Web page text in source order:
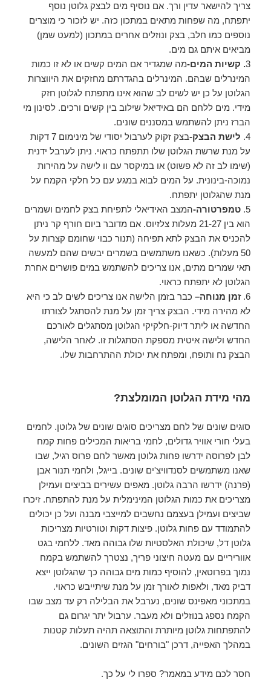
צריך להישאר עדין ורך. אם נוסיף מים לבצק גלוטן נוסף
יתפתח, מה שפחות מתאים במתכון כזה. יש לזכור כי מוצרים
נוספים כמו חלב, בצק ונוזלים אחרים במתכון (למעט שמן)
מביאים איתם גם מים.
3. קשיות המים-מה שמגדיר אם המים קשים או לא זו כמות
המינרלים שבהם. המינרלים בהגדרתם מחזקים את היווצרות
הגלוטן על כן יש לשים לב שהוא אינו מתפתח לגלוטן חזק
מידי. מים ללחם הם באידיאל שילוב בין קשים ורכים. לסינון מי
הברז ניתן להשתמש במסננים שונים.
4. לישת הבצק-
בצק זקוק לערבול יסודי של מינימום 7 דקות
על מנת שרשת הגלוטן שלו תתפתח כראוי. ניתן לערבל ידנית
(שימו לב זה לא פשוט) או במיקסר עם וו לישה על מהירות
נמוכה-בינונית. על המים לבוא במגע עם כל חלקי הקמח על
מנת שהגלוטן יתפתח.
5. טמפרטורה-המצב האידיאלי לתפיחת בצק לחמים ושמרים
הוא בין 21-27 מעלות צלזיוס. אם מדובר ביום חורף קר ניתן
להכניס את הבצק לתא תפיחה (תנור כבוי שחומם קצרות על
50 מעלות). כשאנו משתמשים בשמרים יבשים שהם למעשה
תאי שמרים מתים, אנו צריכים להשתמש במים פושרים אחרת
הגלוטן לא יתפתח כראוי.
6. זמן מנוחה– כבר בזמן הלישה אנו צריכים לשים לב כי היא
לא מהירה מידי. הבצק צריך זמן על מנת להסתגל לצורתו
החדשה או ליתר דיוק-חלקיקי הגלוטן מסתגלים לאורכם
החדש ולישה איטית מספקת הסתגלות זו. לאחר הלישה,
הבצק נח ותופח, ומפתח את יכולת ההתרחבות שלו.
מהי מידת הגלוטן המומלצת?
סוגים שונים של לחם מצריכים סוגים שונים של גלוטן. לחמים
בעלי חורי אוויר גדולים, לחמי בריאות המכילים פחות קמח
לבן לפרוסה ידרשו פחות גלוטן מאשר לחם פרוס רגיל, שבו
שאנו משתמשים לסנדוויצ'ים שונים. בייגל, ולחמי תנור אבן
(פרנה) ידרשו הרבה גלוטן. מאפים עשירים בביצים ועמילן
מצריכים את כמות הגלוטן המינימלית על מנת להתפתח. זיכרו
שביצים ועמילן בעצמם נחשבים למייצבי מבנה ועל כן יכולים
להתמודד עם פחות גלוטן. פיצות דקות וטורטיות מצריכות
גלוטן דל, שיכולת האלסטיות שלו גבוהה מאד. ללחמי בגט
אווריריים עם מעטה חיצוני פריך, נצטרך להשתמש בקמח
נמוך בפרוטאין, להוסיף כמות מים גבוהה כך שהגלוטן ייצא
דביק מאד, ולאפות לאורך זמן על מנת שיתייבש כראוי.
במתכוני מאפינס שונים, נערבל את הבלילה רק עד מצב שבו
הקמח נספג בנוזלים ולא מעבר. ערבול יתר יגרום גם
להתפתחות גלוטן מיותרת והתוצאה תהיה תעלות קטנות
במהלך האפייה, דרכן "בורחים" הגזים השונים.
חסר לכם מידע במאמר? ספרו לי על כך.